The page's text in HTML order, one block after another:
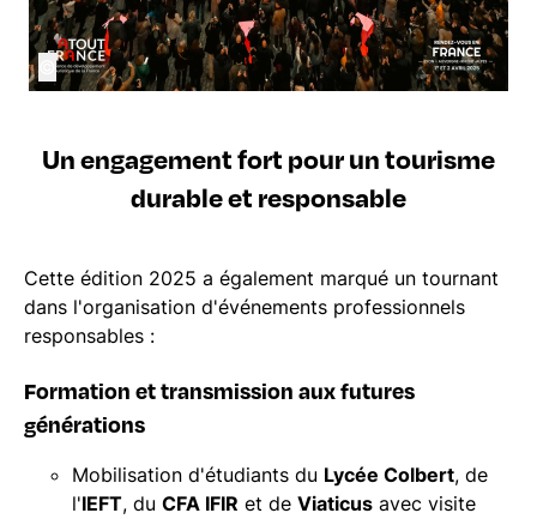
Un engagement fort pour un tourisme
durable et responsable
Cette édition 2025 a également marqué un tournant
dans l'organisation d'événements professionnels
responsables :
Formation et transmission aux futures
générations
Mobilisation d'étudiants du Lycée Colbert, de
l'IEFT, du CFA IFIR et de Viaticus avec visite